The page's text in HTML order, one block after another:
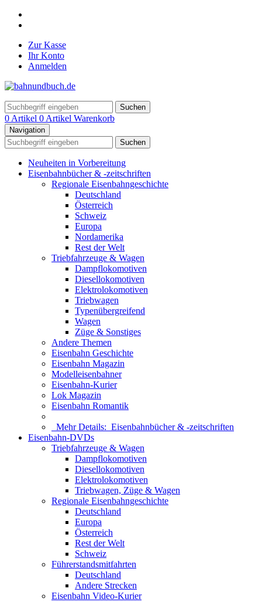
Zur Kasse
Ihr Konto
Anmelden
Suchen
0 Artikel 0 Artikel Warenkorb
Navigation
Suchen
Neuheiten in Vorbereitung
Eisenbahnbücher & -zeitschriften
Regionale Eisenbahngeschichte
Deutschland
Österreich
Schweiz
Europa
Nordamerika
Rest der Welt
Triebfahrzeuge & Wagen
Dampflokomotiven
Diesellokomotiven
Elektrolokomotiven
Triebwagen
Typenübergreifend
Wagen
Züge & Sonstiges
Andere Themen
Eisenbahn Geschichte
Eisenbahn Magazin
Modelleisenbahner
Eisenbahn-Kurier
Lok Magazin
Eisenbahn Romantik
Mehr Details: Eisenbahnbücher & -zeitschriften
Eisenbahn-DVDs
Triebfahrzeuge & Wagen
Dampflokomotiven
Diesellokomotiven
Elektrolokomotiven
Triebwagen, Züge & Wagen
Regionale Eisenbahngeschichte
Deutschland
Europa
Österreich
Rest der Welt
Schweiz
Führerstandsmitfahrten
Deutschland
Andere Strecken
Eisenbahn Video-Kurier